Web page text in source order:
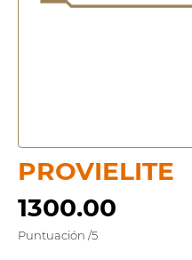
PROVIELITE
1300.00
Puntuación /5